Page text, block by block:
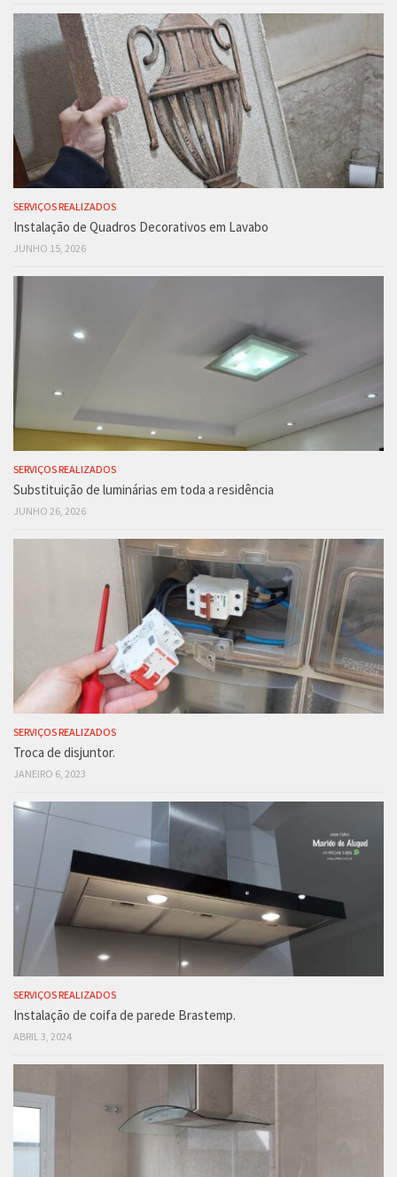
SERVIÇOS REALIZADOS
Instalação de Quadros Decorativos em Lavabo
JUNHO 15, 2026
SERVIÇOS REALIZADOS
Substituição de luminárias em toda a residência
JUNHO 26, 2026
SERVIÇOS REALIZADOS
Troca de disjuntor.
JANEIRO 6, 2023
SERVIÇOS REALIZADOS
Instalação de coifa de parede Brastemp.
ABRIL 3, 2024